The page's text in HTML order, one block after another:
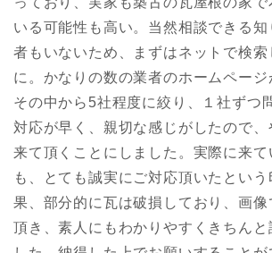
いる可能性も高い。当然相談できる知
者もいないため、まずはネットで検索
に。かなりの数の業者のホームページ
その中から5社程度に絞り、１社ずつ
対応が早く、親切な感じがしたので、
来て頂くことにしました。実際に来
も、とても誠実にご対応頂いたとい
果、部分的に瓦は破損しており、画像
頂き、素人にもわかりやすくきちんと